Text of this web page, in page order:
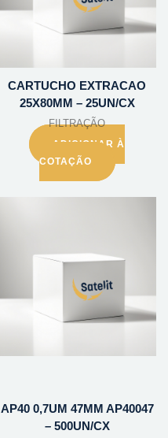
CARTUCHO EXTRACAO
25X80MM – 25UN/CX
FILTRAÇÃO
ADICIONAR À
COTAÇÃO
AP40 0,7UM 47MM AP40047
– 500UN/CX